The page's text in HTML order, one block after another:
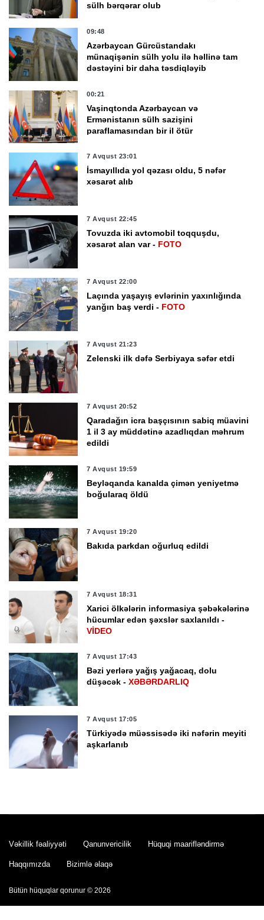
sülh bərqərar olub
09:48
Azərbaycan Gürcüstandakı
münaqişənin sülh yolu ilə həllinə tam
dəstəyini bir daha təsdiqləyib
00:21
Vaşinqtonda Azərbaycan və
Ermənistanın sülh sazişini
paraflamasından bir il ötür
7 Avqust 23:01
İsmayıllıda yol qəzası oldu, 5 nəfər
xəsarət alıb
7 Avqust 22:45
Tovuzda iki avtomobil toqquşdu,
xəsarət alan var - FOTO
7 Avqust 22:00
Laçında yaşayış evlərinin yaxınlığında
yanğın baş verdi - FOTO
7 Avqust 21:23
Zelenski ilk dəfə Serbiyaya səfər etdi
7 Avqust 20:52
Qaradağın icra başçısının sabiq müavini
1 il 3 ay müddətinə azadlıqdan məhrum
edildi
7 Avqust 19:59
Beyləqanda kanalda çimən yeniyetmə
boğularaq öldü
7 Avqust 19:20
Bakıda parkdan oğurluq edildi
7 Avqust 18:31
Xarici ölkələrin informasiya şəbəkələrinə
hücumlar edən şəxslər saxlanıldı -
VİDEO
7 Avqust 17:43
Bəzi yerlərə yağış yağacaq, dolu
düşəcək -XƏBƏRDARLIQ
7 Avqust 17:05
Türkiyədə müəssisədə iki nəfərin meyiti
aşkarlanıb
7 Avqust 16:37
şəxslərin məhkəməsi başlayır
7 Avqust 16:26
Vəkillik fəaliyyəti Qanunvericilik Hüquqi maarifləndirmə
Haqqımızda Bizimlə əlaqə
Bütün hüquqlar qorunur © 2026